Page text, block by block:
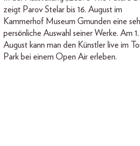
zeigt Parov Stelar bis 16. August im
Kammerhof Museum Gmunden eine
persönliche Auswahl seiner Werke. Am 1.
August kann man den Künstler live im
Park bei einem Open Air erleben.